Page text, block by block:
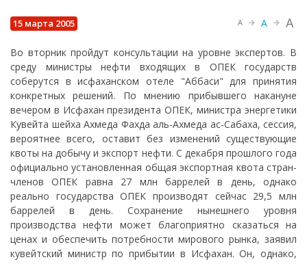
15 марта 2005 A A A
Во вторник пройдут консультации на уровне экспертов. В
среду министры нефти входящих в ОПЕК государств
соберутся в исфаханском отеле "Аббаси" для принятия
конкретных решений. По мнению прибывшего накануне
вечером в Исфахан президента ОПЕК, министра энергетики
Кувейта шейха Ахмеда Фахда аль-Ахмеда ас-Сабаха, сессия,
вероятнее всего, оставит без изменений существующие
квоты на добычу и экспорт нефти. С декабря прошлого года
официально установленная общая экспортная квота стран-
членов ОПЕК равна 27 млн баррелей в день, однако
реально государства ОПЕК производят сейчас 29,5 млн
баррелей в день. Сохранение нынешнего уровня
производства нефти может благоприятно сказаться на
ценах и обеспечить потребности мирового рынка, заявил
кувейтский министр по прибытии в Исфахан. Он, однако,